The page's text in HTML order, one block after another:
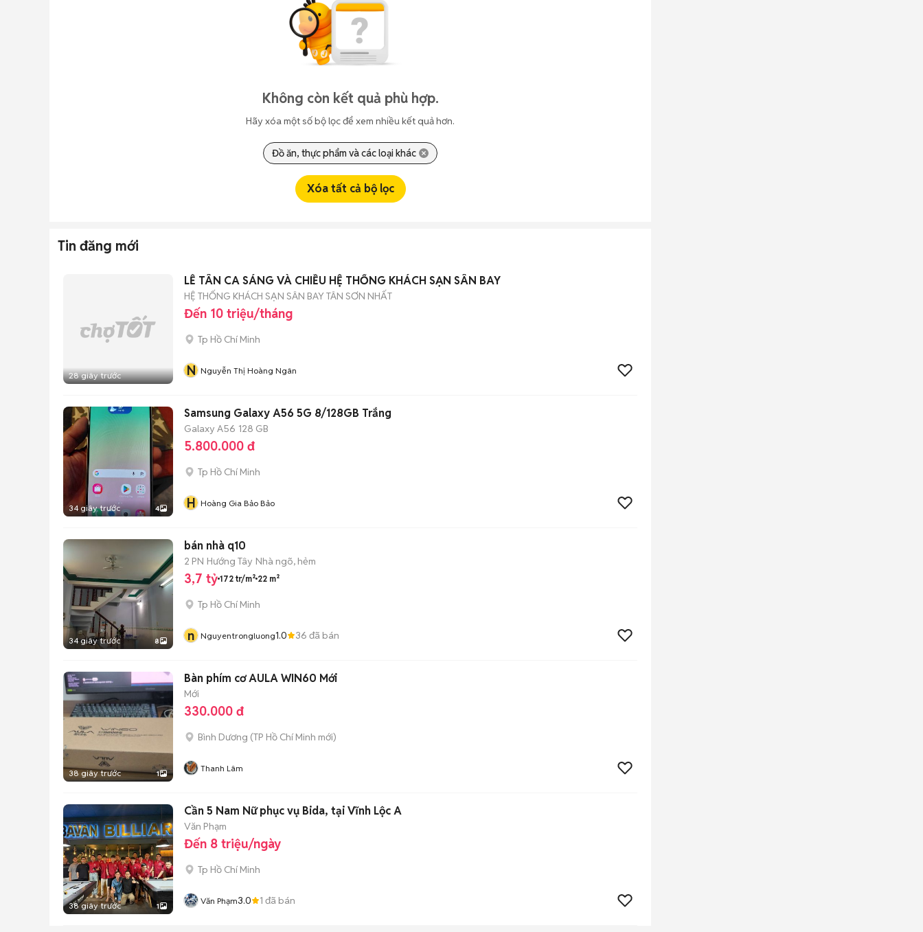
Không còn kết quả phù hợp.
Hãy xóa một số bộ lọc để xem nhiều kết quả hơn.
Đồ ăn, thực phẩm và các loại khác
Xóa tất cả bộ lọc
Tin đăng mới
28 giây trước
LỄ TÂN CA SÁNG VÀ CHIỀU HỆ THỐNG KHÁCH SẠN SÂN BAY
HỆ THỐNG KHÁCH SẠN SÂN BAY TÂN SƠN NHẤT
Đến 10 triệu/tháng
Tp Hồ Chí Minh
N Nguyễn Thị Hoàng Ngân
34 giây trước 4
Samsung Galaxy A56 5G 8/128GB Trắng
Galaxy A56 128 GB
5.800.000 đ
Tp Hồ Chí Minh
H Hoàng Gia Bảo Bảo
34 giây trước 8
bán nhà q10
2 PN Hướng Tây Nhà ngõ, hẻm
3,7 tỷ 172 tr/m² 22 m²
Tp Hồ Chí Minh
n Nguyentrongluong1.0 36 đã bán
38 giây trước 1
Bàn phím cơ AULA WIN60 Mới
Mới
330.000 đ
Bình Dương (TP Hồ Chí Minh mới)
Thanh Lâm
38 giây trước 1
Cần 5 Nam Nữ phục vụ Bida, tại Vĩnh Lộc A
Văn Phạm
Đến 8 triệu/ngày
Tp Hồ Chí Minh
Văn Phạm3.0 1 đã bán